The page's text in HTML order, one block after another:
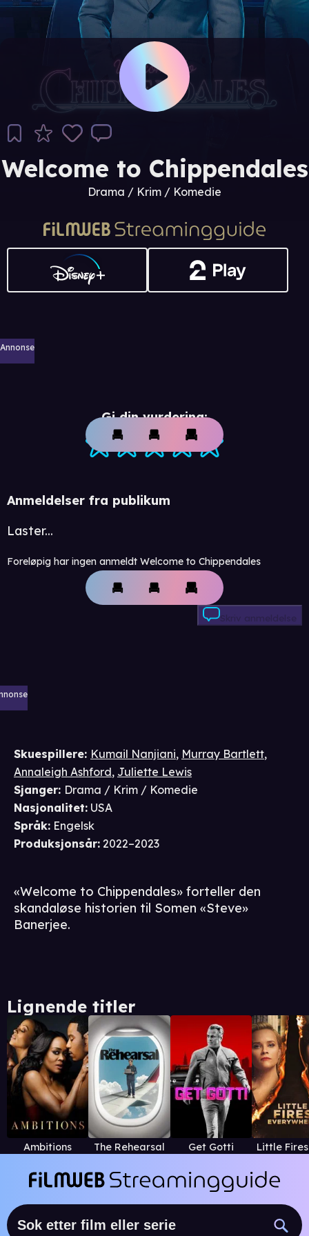
Welcome to Chippendales
Drama / Krim / Komedie
Annonse
Gi din vurdering:
Anmeldelser fra publikum
Laster...
Foreløpig har ingen anmeldt Welcome to Chippendales
Skriv anmeldelse
Skuespillere: Kumail Nanjiani, Murray Bartlett,
Annaleigh Ashford, Juliette Lewis
Sjanger: Drama / Krim / Komedie
Nasjonalitet: USA
Språk: Engelsk
Produksjonsår: 2022–2023
«Welcome to Chippendales» forteller den
skandaløse historien til Somen «Steve»
Banerjee.
Lignende titler
Ambitions The Rehearsal Get Gotti